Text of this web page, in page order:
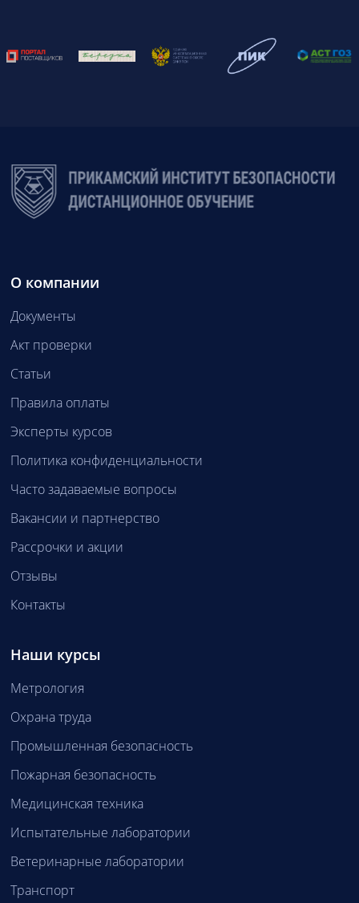
О компании
Документы
Акт проверки
Статьи
Правила оплаты
Эксперты курсов
Политика конфиденциальности
Часто задаваемые вопросы
Вакансии и партнерство
Рассрочки и акции
Отзывы
Контакты
Наши курсы
Метрология
Охрана труда
Промышленная безопасность
Пожарная безопасность
Медицинская техника
Испытательные лаборатории
Ветеринарные лаборатории
Транспорт